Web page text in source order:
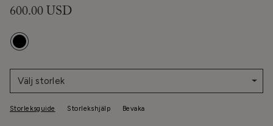
600.00 USD
Välj storlek
Storleksguide Storlekshjälp Bevaka